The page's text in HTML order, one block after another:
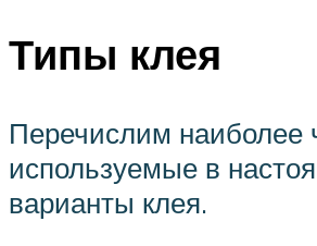
Типы клея
Перечислим наиболее
используемые в
варианты клея.